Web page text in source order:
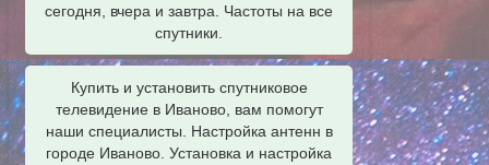
сегодня, вчера и завтра. Частоты на все
спутники.
Купить и установить спутниковое
телевидение в Иваново, вам помогут
наши специалисты. Настройка антенн в
городе Иваново. Установка и настройка